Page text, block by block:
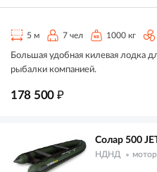
5 м 7 чел 1000 кг
Большая удобная килевая лодка
рыбалки компанией.
178 500 ₽
Солар 500
НДНД